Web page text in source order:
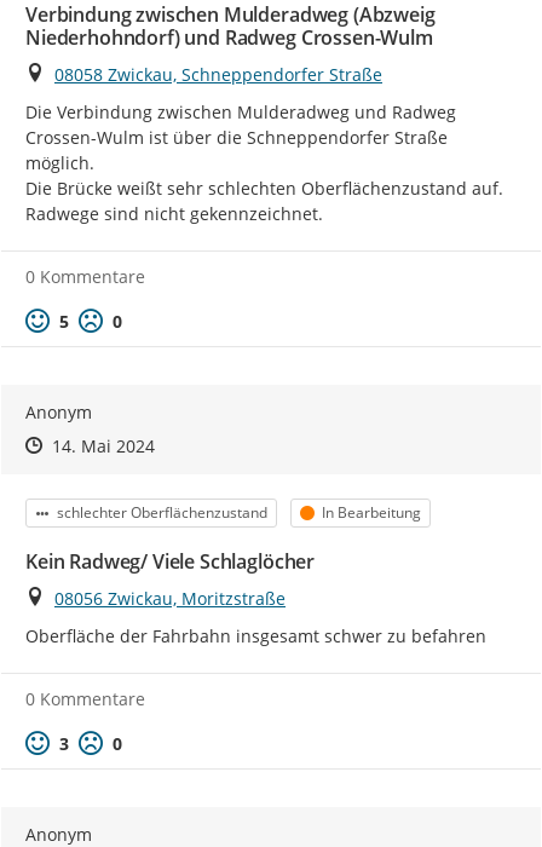
Verbindung zwischen Mulderadweg (Abzweig
Niederhohndorf) und Radweg Crossen-Wulm
Ort
08058 Zwickau, Schneppendorfer Straße
Die Verbindung zwischen Mulderadweg und Radweg
Crossen-Wulm ist über die Schneppendorfer Straße
möglich.
Die Brücke weißt sehr schlechten Oberflächenzustand auf.
Radwege sind nicht gekennzeichnet.
0 Kommentare
Positive Bewertung
5 Negative Bewertung
0
Anonym
Zeitpunkt des Erstellens
Zeitpunkt des Erstellens
14. Mai 2024Zur Äußerung
Kategorie
schlechter Oberflächenzustand Status
In Bearbeitung
Kein Radweg/ Viele Schlaglöcher
Ort
08056 Zwickau, Moritzstraße
Oberfläche der Fahrbahn insgesamt schwer zu befahren
0 Kommentare
Positive Bewertung
3 Negative Bewertung
0
Anonym